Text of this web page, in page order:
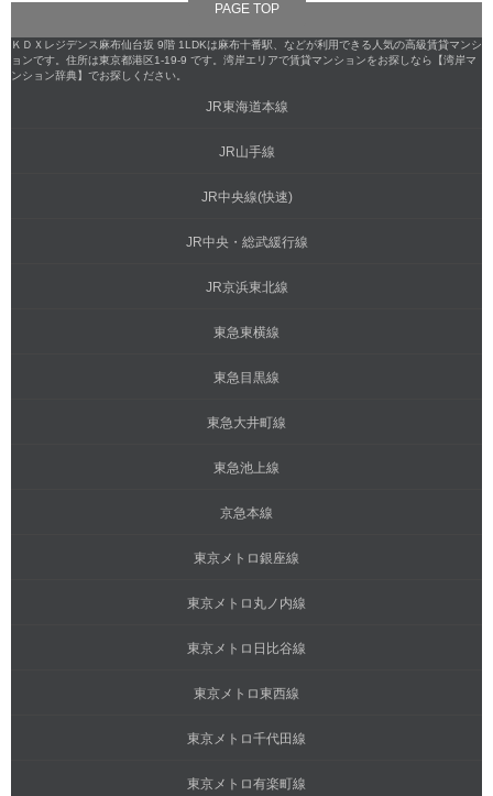
PAGE TOP
ＫＤＸレジデンス麻布仙台坂 9階 1LDKは麻布十番駅、などが利用できる人気の高級賃貸マンシ
ョンです。住所は東京都港区1-19-9 です。湾岸エリアで賃貸マンションをお探しなら【湾岸マ
ンション辞典】でお探しください。
JR東海道本線
JR山手線
JR中央線(快速)
JR中央・総武緩行線
JR京浜東北線
東急東横線
東急目黒線
東急大井町線
東急池上線
京急本線
東京メトロ銀座線
東京メトロ丸ノ内線
東京メトロ日比谷線
東京メトロ東西線
東京メトロ千代田線
東京メトロ有楽町線